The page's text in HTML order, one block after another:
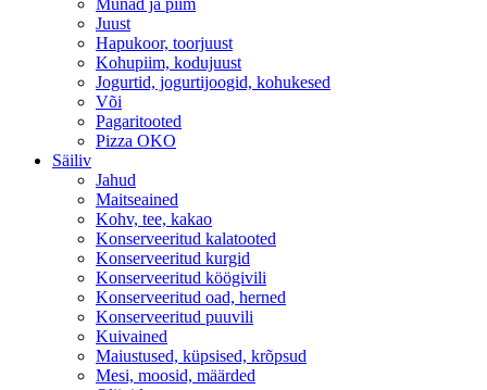
Munad ja piim
Juust
Hapukoor, toorjuust
Kohupiim, kodujuust
Jogurtid, jogurtijoogid, kohukesed
Või
Pagaritooted
Pizza OKO
Säiliv
Jahud
Maitseained
Kohv, tee, kakao
Konserveeritud kalatooted
Konserveeritud kurgid
Konserveeritud köögivili
Konserveeritud oad, herned
Konserveeritud puuvili
Kuivained
Maiustused, küpsised, krõpsud
Mesi, moosid, määrded